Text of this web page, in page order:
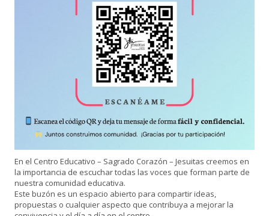
En el Centro Educativo – Sagrado Corazón – Jesuitas creemos en
la importancia de escuchar todas las voces que forman parte de
nuestra comunidad educativa.
Este buzón es un espacio abierto para compartir ideas,
propuestas o cualquier aspecto que contribuya a mejorar la